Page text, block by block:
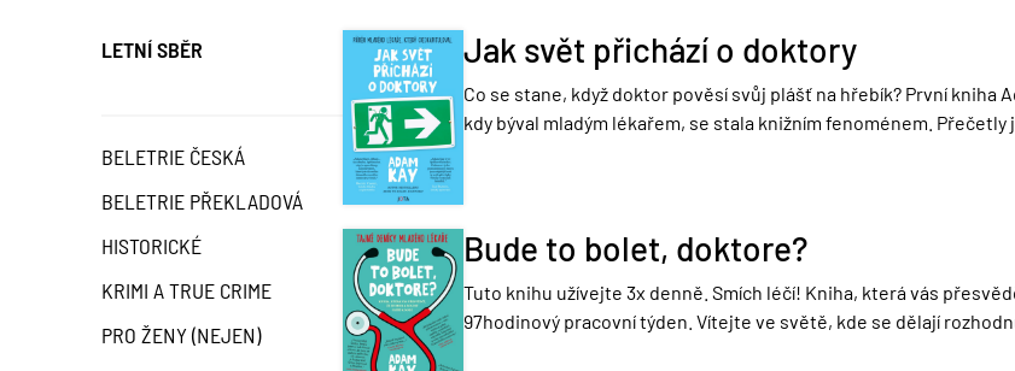
LETNÍ SBĚR
BELETRIE ČESKÁ
BELETRIE PŘEKLADOVÁ
HISTORICKÉ
KRIMI A TRUE CRIME
PRO ŽENY (NEJEN)
Jak svět přichází o doktory
Co se stane, když doktor pověsí svůj plášť na hřebík? První kniha
kdy býval mladým lékařem, se stala knižním fenoménem. Přečetly
Bude to bolet, doktore?
Tuto knihu užívejte 3x denně. Smích léčí! Kniha, která vás
97hodinový pracovní týden. Vítejte ve světě, kde se dělají